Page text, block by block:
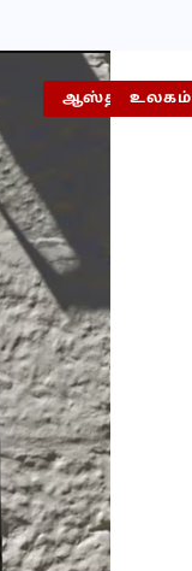
ஆஸ்திரேலியா
உலகம்